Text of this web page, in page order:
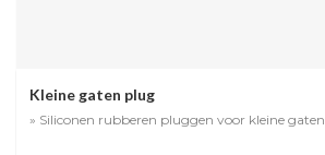
Kleine gaten plug
» Siliconen rubberen pluggen voor kleine gaten